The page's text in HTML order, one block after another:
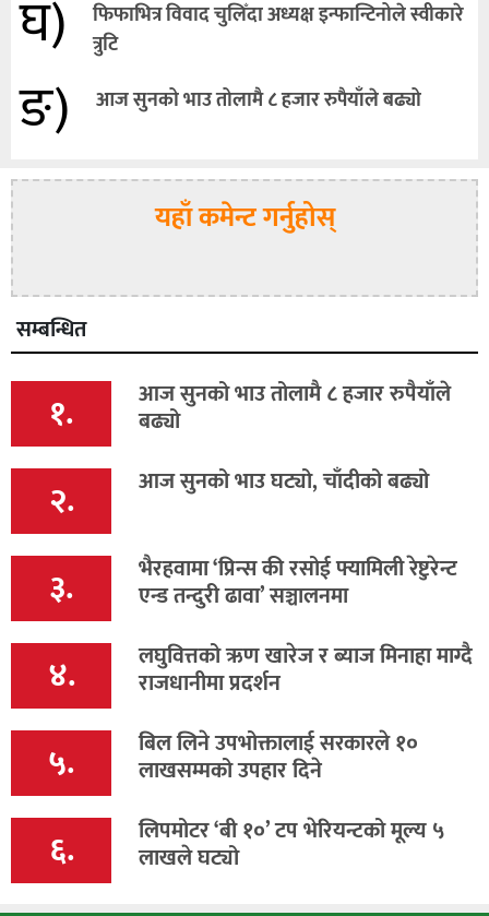
घ)
फिफाभित्र विवाद चुलिँदा अध्यक्ष इन्फान्टिनोले स्वीकारे
त्रुटि
ङ) आज सुनको भाउ तोलामै ८ हजार रुपैयाँले बढ्यो
यहाँ कमेन्ट गर्नुहोस्
सम्बन्धित
१. आज सुनको भाउ तोलामै ८ हजार रुपैयाँले
बढ्यो
२. आज सुनको भाउ घट्यो, चाँदीको बढ्यो
३. भैरहवामा ‘प्रिन्स की रसोई फ्यामिली रेष्टुरेन्ट
एन्ड तन्दुरी ढावा’ सञ्चालनमा
४. लघुवित्तको ऋण खारेज र ब्याज मिनाहा माग्दै
राजधानीमा प्रदर्शन
५. बिल लिने उपभोक्तालाई सरकारले १०
लाखसम्मको उपहार दिने
६. लिपमोटर ‘बी १०’ टप भेरियन्टको मूल्य ५
लाखले घट्यो